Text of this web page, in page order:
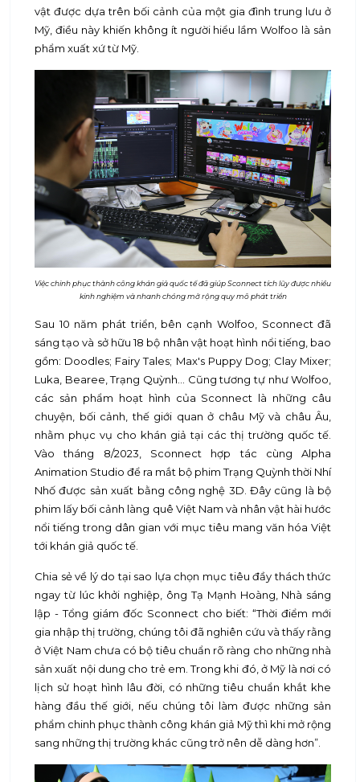
vật được dựa trên bối cảnh của một gia đình trung lưu ở
Mỹ, điều này khiến không ít người hiểu lầm Wolfoo là sản
phẩm xuất xứ từ Mỹ.
Việc chinh phục thành công khán giả quốc tế đã giúp Sconnect tích lũy được nhiều
kinh nghiệm và nhanh chóng mở rộng quy mô phát triển
Sau 10 năm phát triển, bên cạnh Wolfoo, Sconnect đã
sáng tạo và sở hữu 18 bộ nhân vật hoạt hình nổi tiếng, bao
gồm: Doodles; Fairy Tales; Max's Puppy Dog; Clay Mixer;
Luka, Bearee, Trạng Quỳnh… Cũng tương tự như Wolfoo,
các sản phẩm hoạt hình của Sconnect là những câu
chuyện, bối cảnh, thế giới quan ở châu Mỹ và châu Âu,
nhằm phục vụ cho khán giả tại các thị trường quốc tế.
Vào tháng 8/2023, Sconnect hợp tác cùng Alpha
Animation Studio để ra mắt bộ phim Trạng Quỳnh thời Nhí
Nhố được sản xuất bằng công nghệ 3D. Đây cũng là bộ
phim lấy bối cảnh làng quê Việt Nam và nhân vật hài hước
nổi tiếng trong dân gian với mục tiêu mang văn hóa Việt
tới khán giả quốc tế.
Chia sẻ về lý do tại sao lựa chọn mục tiêu đầy thách thức
ngay từ lúc khởi nghiệp, ông Tạ Mạnh Hoàng, Nhà sáng
lập - Tổng giám đốc Sconnect cho biết: “Thời điểm mới
gia nhập thị trường, chúng tôi đã nghiên cứu và thấy rằng
ở Việt Nam chưa có bộ tiêu chuẩn rõ ràng cho những nhà
sản xuất nội dung cho trẻ em. Trong khi đó, ở Mỹ là nơi có
lịch sử hoạt hình lâu đời, có những tiêu chuẩn khắt khe
hàng đầu thế giới, nếu chúng tôi làm được những sản
phẩm chinh phục thành công khán giả Mỹ thì khi mở rộng
sang những thị trường khác cũng trở nên dễ dàng hơn”.